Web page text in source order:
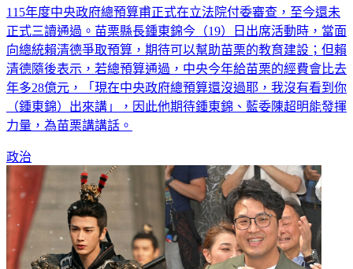
115年度中央政府總預算甫正式在立法院付委審查，至今還未
正式三讀通過。苗栗縣長鍾東錦今（19）日出席活動時，當面
向總統賴清德爭取預算，期待可以幫助苗栗的教育建設；但賴
清德隨後表示，若總預算通過，中央今年給苗栗的經費會比去
年多28億元，「現在中央政府總預算還沒過耶，我沒有看到你
（鍾東錦）出來講」，因此他期待鍾東錦、藍委陳超明能發揮
力量，為苗栗講講話。
政治